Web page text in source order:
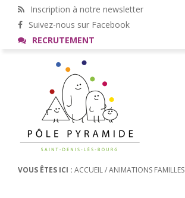
Inscription à notre newsletter
Suivez-nous sur Facebook
RECRUTEMENT
VOUS ÊTES ICI : ACCUEIL/ANIMATIONS FAMILLES